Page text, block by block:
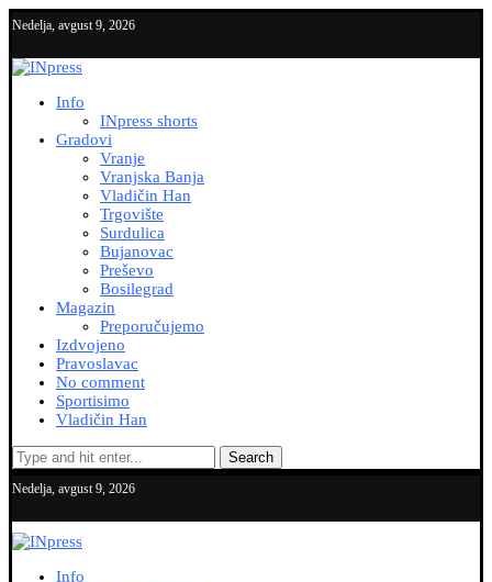
Nedelja, avgust 9, 2026
Info
INpress shorts
Gradovi
Vranje
Vranjska Banja
Vladičin Han
Trgovište
Surdulica
Bujanovac
Preševo
Bosilegrad
Magazin
Preporučujemo
Izdvojeno
Pravoslavac
No comment
Sportisimo
Vladičin Han
Search
Nedelja, avgust 9, 2026
Info